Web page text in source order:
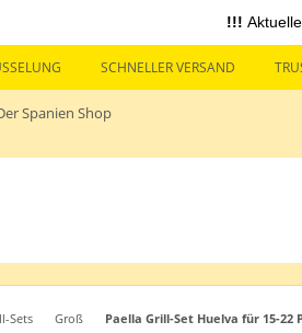
!!!
SCHNELLER VERSAND
Sets Groß Paella Grill-Set Huelva für 15-22